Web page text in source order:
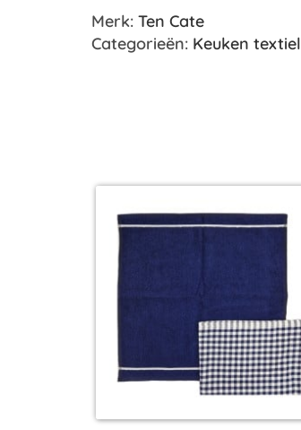
Merk: Ten Cate
Categorieën: Keuken textiel